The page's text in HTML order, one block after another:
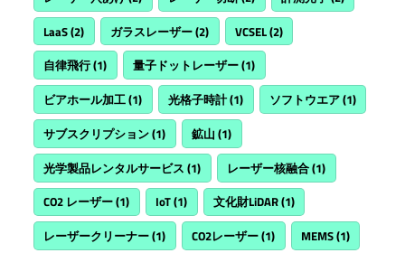
LaaS(2) ガラスレーザー(2) VCSEL(2)
自律飛行(1) 量子ドットレーザー(1)
ビアホール加工(1) 光格子時計(1) ソフトウエア(1)
サブスクリプション(1) 鉱山 (1)
光学製品レンタルサービス (1) レーザー核融合(1)
CO2 レーザー(1) IoT(1) 文化財LiDAR(1)
レーザークリーナー(1) CO2レーザー(1) MEMS(1)